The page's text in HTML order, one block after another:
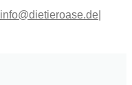
info@dietieroase.de